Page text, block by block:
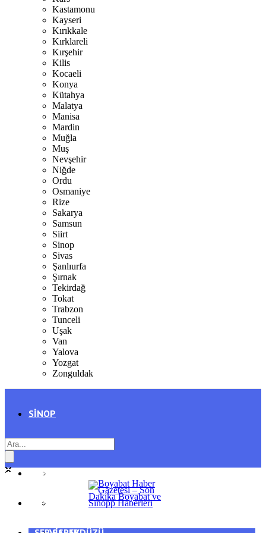
Kastamonu
Kayseri
Kırıkkale
Kırklareli
Kırşehir
Kilis
Kocaeli
Konya
Kütahya
Malatya
Manisa
Mardin
Muğla
Muş
Nevşehir
Niğde
Ordu
Osmaniye
Rize
Sakarya
Samsun
Siirt
Sinop
Sivas
Şanlıurfa
Şırnak
Tekirdağ
Tokat
Trabzon
Tunceli
Uşak
Van
Yalova
Yozgat
Zonguldak
SINOP
AYANCIK
GENEL
SPOR